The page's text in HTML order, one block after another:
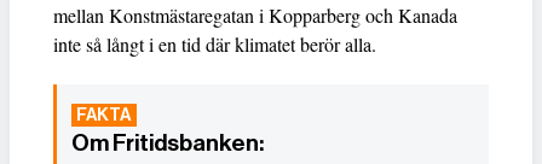
mellan Konstmästaregatan i Kopparberg och Kanada
inte så långt i en tid där klimatet berör alla.
Om Fritidsbanken: